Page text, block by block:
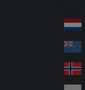
Lat
in
A
me
ric
a
Ne
the
rla
nd
s
Ne
w
Ze
No